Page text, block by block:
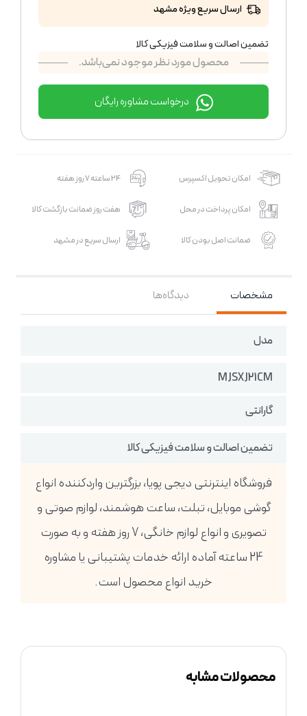
ارسال سریع ویژه مشهد
تضمین اصالت و سلامت فیزیکی کالا
محصول مورد نظر موجود نمی‌باشد.
درخواست مشاوره رایگان
امکان تحویل اکسپرس 24 ساعته 7 روز هفته
امکان پرداخت در محل هفت روز ضمانت بازگشت کالا
ضمانت اصل بودن کالا ارسال سریع در مشهد
مشخصات دیدگاه‌ها
مدل
MJSXJ21CM
گارانتی
تضمین اصالت و سلامت فیزیکی کالا
فروشگاه اینترنتی دیجی پویا، بزرگترین واردکننده انواع
گوشی موبایل، تبلت، ساعت هوشمند، لوازم صوتی و
تصویری و انواع لوازم خانگی، 7 روز هفته و به صورت
24 ساعته آماده ارائه خدمات پشتیبانی یا مشاوره
خرید انواع محصول است.
محصولات مشابه